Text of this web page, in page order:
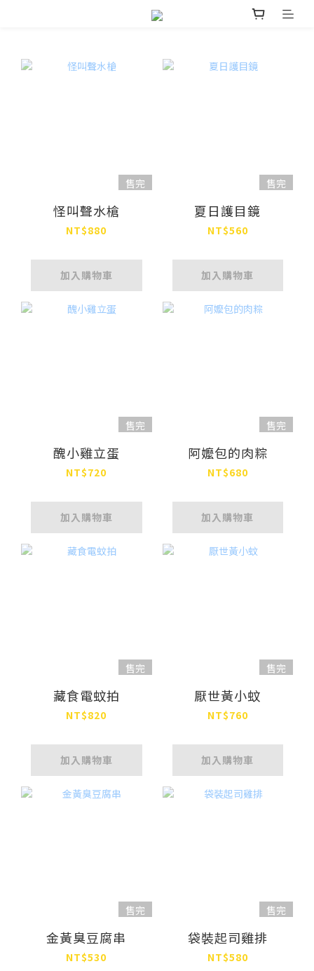
售完
怪叫聲水槍
NT$880
加入購物車
售完
夏日護目鏡
NT$560
加入購物車
售完
醜小雞立蛋
NT$720
加入購物車
售完
阿嬤包的肉粽
NT$680
加入購物車
售完
藏食電蚊拍
NT$820
加入購物車
售完
厭世黃小蚊
NT$760
加入購物車
售完
金黃臭豆腐串
NT$530
售完
袋裝起司雞排
NT$580